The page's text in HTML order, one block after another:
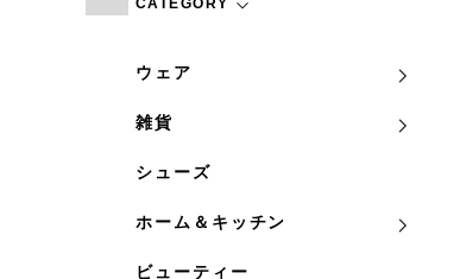
CATEGORY
ウェア
雑貨
シューズ
ホーム＆キッチン
ビューティー